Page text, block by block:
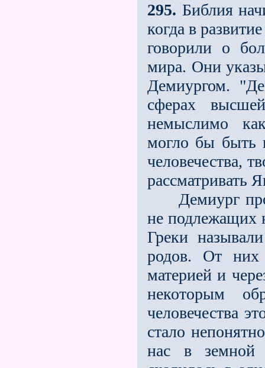
295. Библия
когда в
говорили о
мира. Они
Демиургом.
сферах
немыслимо
могло бы быть
человечества,
рассматривать
Демиург
не подлежащих
Греки
родов. От них
материей и
некоторым
человечества
стало
нас в земной